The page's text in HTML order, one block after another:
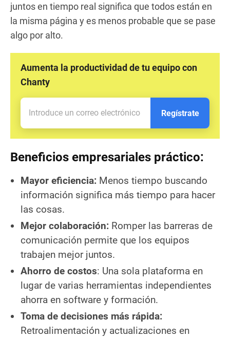
juntos en tiempo real significa que todos están en
la misma página y es menos probable que se pase
algo por alto.
Aumenta la productividad de tu equipo con
Chanty
Regístrate
Beneficios empresariales práctico:
Mayor eficiencia: Menos tiempo buscando
información significa más tiempo para hacer
las cosas.
Mejor colaboración: Romper las barreras de
comunicación permite que los equipos
trabajen mejor juntos.
Ahorro de costos: Una sola plataforma en
lugar de varias herramientas independientes
ahorra en software y formación.
Toma de decisiones más rápida:
Retroalimentación y actualizaciones en